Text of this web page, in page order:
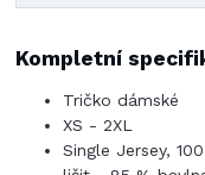
Kompletní
Tričko dámské
XS - 2XL
Single Jersey,